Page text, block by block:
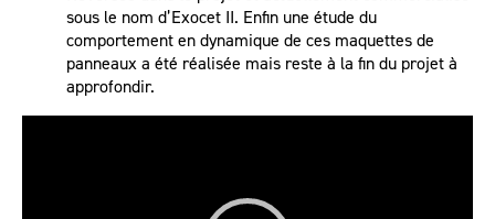
sous le nom d’Exocet II. Enfin une étude du
comportement en dynamique de ces maquettes de
panneaux a été réalisée mais reste à la fin du projet à
approfondir.